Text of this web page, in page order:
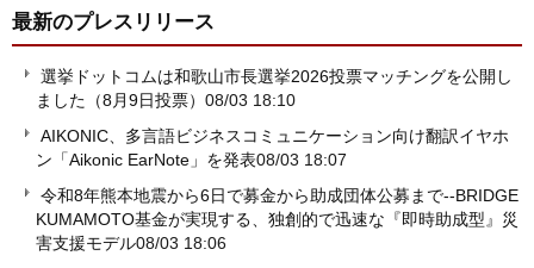
最新のプレスリリース
選挙ドットコムは和歌山市長選挙2026投票マッチングを公開し
ました（8月9日投票） 08/03 18:10
AIKONIC、多言語ビジネスコミュニケーション向け翻訳イヤホ
ン「Aikonic EarNote」を発表08/03 18:07
令和8年熊本地震から6日で募金から助成団体公募まで--BRIDGE
KUMAMOTO基金が実現する、独創的で迅速な『即時助成型』災
害支援モデル08/03 18:06